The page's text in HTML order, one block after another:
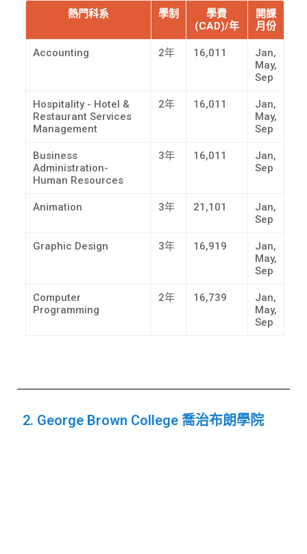
熱門科系 學制
學費
(CAD)/年
開課
月份
Accounting 2年 16,011
Jan,
May,
Sep
Hospitality - Hotel &
Restaurant Services
Management
2年 16,011
Jan,
May,
Sep
Business
Administration-
Human Resources
3年 16,011
Jan,
Sep
Animation 3年 21,101
Jan,
Sep
Graphic Design 3年 16,919
Jan,
May,
Sep
Computer
Programming
2年 16,739
Jan,
May,
Sep
2. George Brown College 喬治布朗學院